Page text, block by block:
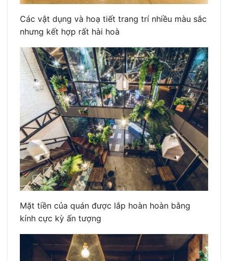
Các vật dụng và hoạ tiết trang trí nhiều màu sắc
nhưng kết hợp rất hài hoà
Mặt tiền của quán được lắp hoàn hoàn bằng
kính cực kỳ ấn tượng